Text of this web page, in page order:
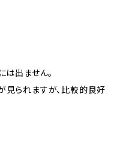
は出ません。
見られますが、比較的良好